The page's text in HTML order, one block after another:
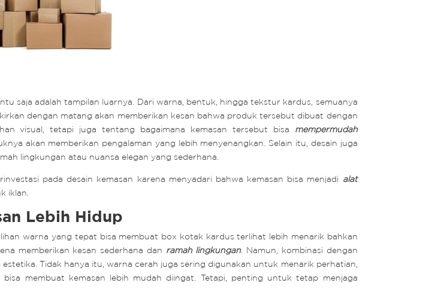
saja adalah tampilan luarnya. Dari warna, bentuk, hingga tekstur kardus, semuanya
dengan matang akan memberikan kesan bahwa produk tersebut dibuat dengan
visual, tetapi juga tentang bagaimana kemasan tersebut bisa mempermudah
akan memberikan pengalaman yang lebih menyenangkan. Selain itu, desain juga
lingkungan atau nuansa elegan yang sederhana.
pada desain kemasan karena menyadari bahwa kemasan bisa menjadi alat
iklan.
Lebih Hidup
warna yang tepat bisa membuat box kotak kardus terlihat lebih menarik bahkan
memberikan kesan sederhana dan ramah lingkungan. Namun, kombinasi dengan
Tidak hanya itu, warna cerah juga sering digunakan untuk menarik perhatian,
membuat kemasan lebih mudah diingat. Tetapi, penting untuk tetap menjaga